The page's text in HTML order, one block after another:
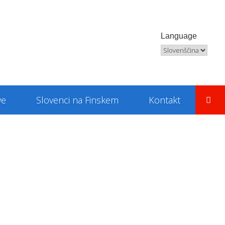
Language
Language
Slovenci na Finskem Kontakt